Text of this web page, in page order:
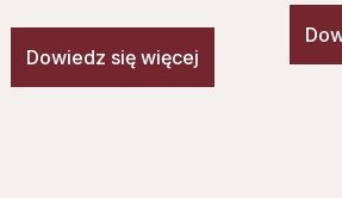
Dowiedz się więcej